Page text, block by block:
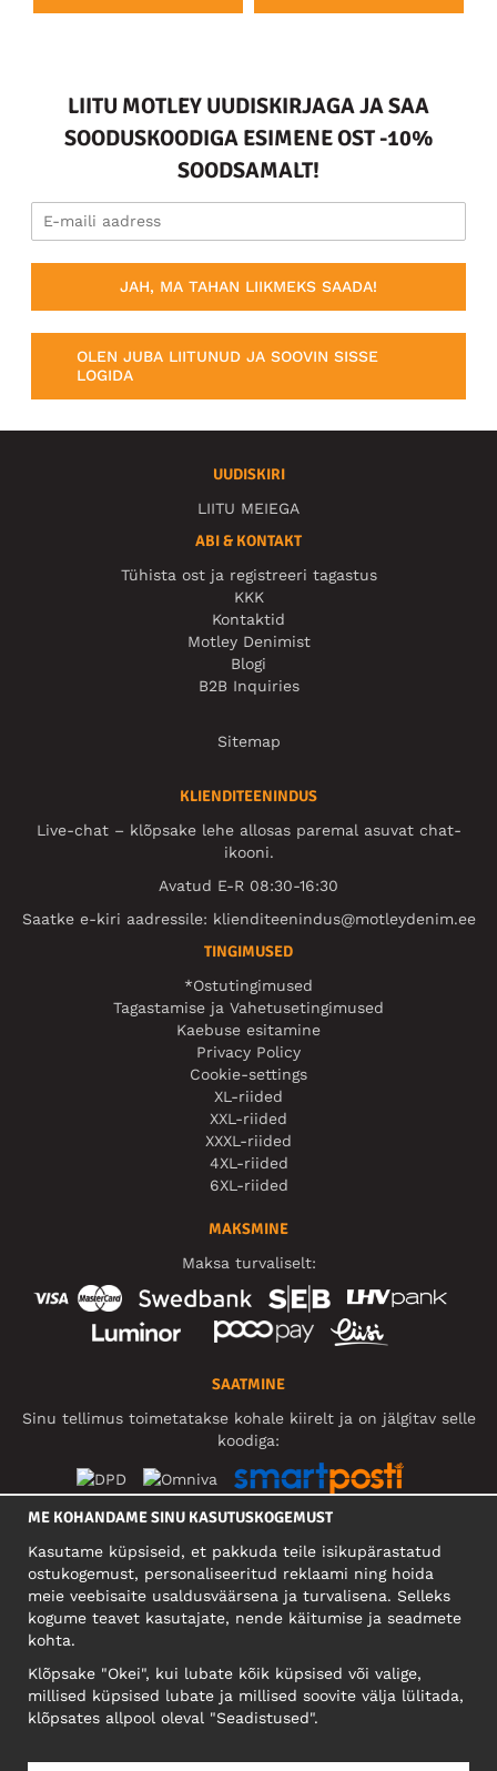
LIITU MOTLEY UUDISKIRJAGA JA SAA
SOODUSKOODIGA ESIMENE OST -10%
SOODSAMALT!
JAH, MA TAHAN LIIKMEKS SAADA!
OLEN JUBA LIITUNUD JA SOOVIN SISSE
LOGIDA
UUDISKIRI
LIITU MEIEGA
ABI & KONTAKT
Tühista ost ja registreeri tagastus
KKK
Kontaktid
Motley Denimist
Blogi
B2B Inquiries
Sitemap
KLIENDITEENINDUS
Live-chat – klõpsake lehe allosas paremal asuvat chat-
ikooni.
Avatud E-R 08:30-16:30
Saatke e-kiri aadressile: klienditeenindus@motleydenim.ee
TINGIMUSED
*Ostutingimused
Tagastamise ja Vahetusetingimused
Kaebuse esitamine
Privacy Policy
Cookie-settings
XL-riided
XXL-riided
XXXL-riided
4XL-riided
6XL-riided
MAKSMINE
Maksa turvaliselt:
SAATMINE
Sinu tellimus toimetatakse kohale kiirelt ja on jälgitav selle
koodiga:
FIRMA
Mäeküla tn 9, EE-13525 Tallinn
Reg: 17449603, KMKR: EE102960721
ME KOHANDAME SINU KASUTUSKOGEMUST
Kasutame küpsiseid, et pakkuda teile isikupärastatud
ostukogemust, personaliseeritud reklaami ning hoida
meie veebisaite usaldusväärsena ja turvalisena. Selleks
kogume teavet kasutajate, nende käitumise ja seadmete
kohta.
Klõpsake "Okei", kui lubate kõik küpsised või valige,
millised küpsised lubate ja millised soovite välja lülitada,
klõpsates allpool oleval "Seadistused".